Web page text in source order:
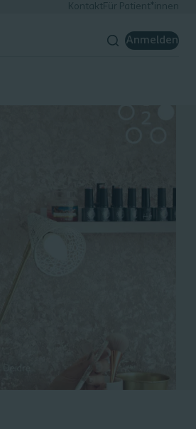
KontaktFür Patient*innen
Anmelden